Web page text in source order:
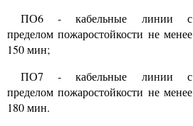
ПО6 - кабельные линии с
пределом пожаростойкости не менее
150 мин;
ПО7 - кабельные линии с
пределом пожаростойкости не менее
180 мин.